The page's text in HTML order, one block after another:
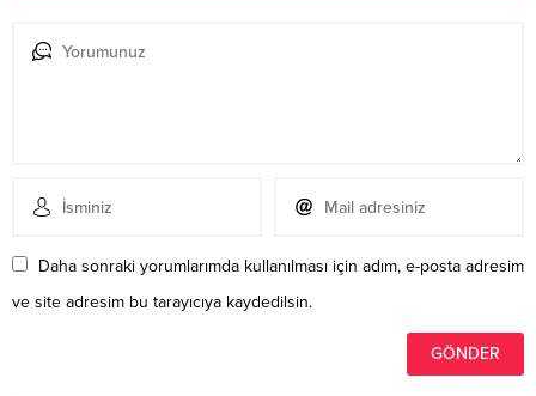
Daha sonraki yorumlarımda kullanılması için adım, e-posta adresim
ve site adresim bu tarayıcıya kaydedilsin.